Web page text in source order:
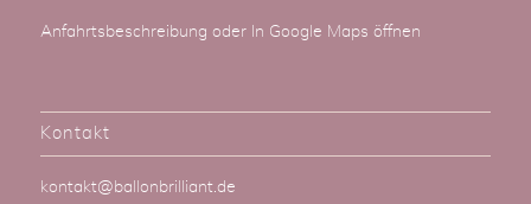
Anfahrtsbeschreibung oder In Google Maps öffnen
Kontakt
kontakt@ballonbrilliant.de